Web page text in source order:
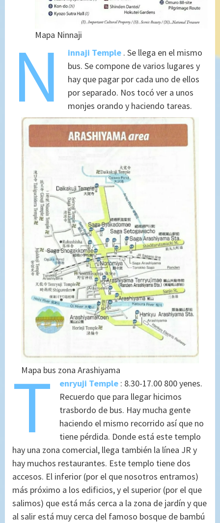
Mapa Ninnaji
N innaji Temple . Se llega en el mismo
bus. Se compone de varios lugares y
hay que pagar por cada uno de ellos
por separado. Nos tocó ver a unos
monjes orando y haciendo tareas.
Mapa bus zona Arashiyama
T enryuji Temple : 8.30-17.00 800 yenes.
Recuerdo que para llegar hicimos
trasbordo de bus. Hay mucha gente
haciendo el mismo recorrido así que no
tiene pérdida. Donde está este templo
hay una zona comercial, llega también la línea JR y
hay muchos restaurantes. Este templo tiene dos
accesos. El inferior (por el que nosotros entramos)
más próximo a los edificios, y el superior (por el que
salimos) que está más cerca a la zona de jardín y que
al salir está muy cerca del famoso bosque de bambú